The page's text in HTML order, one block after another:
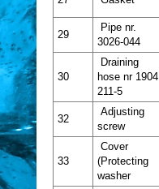
29
Pipe nr.
3026-044
30
Draining
hose nr 1904
211-5
32
Adjusting
screw
33
Cover
(Protecting
washer